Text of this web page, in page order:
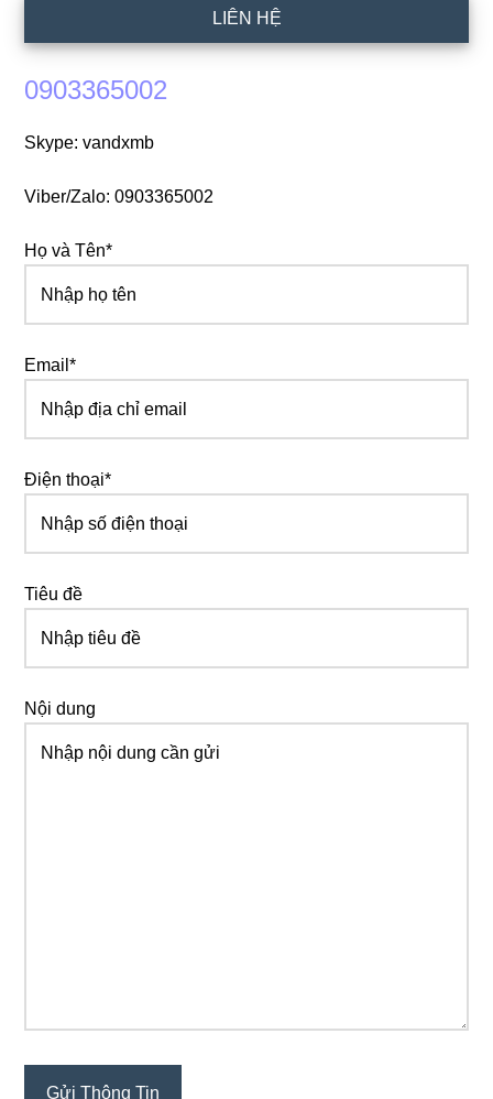
LIÊN HỆ
0903365002
Skype: vandxmb
Viber/Zalo: 0903365002
Họ và Tên*
Email*
Điện thoại*
Tiêu đề
Nội dung